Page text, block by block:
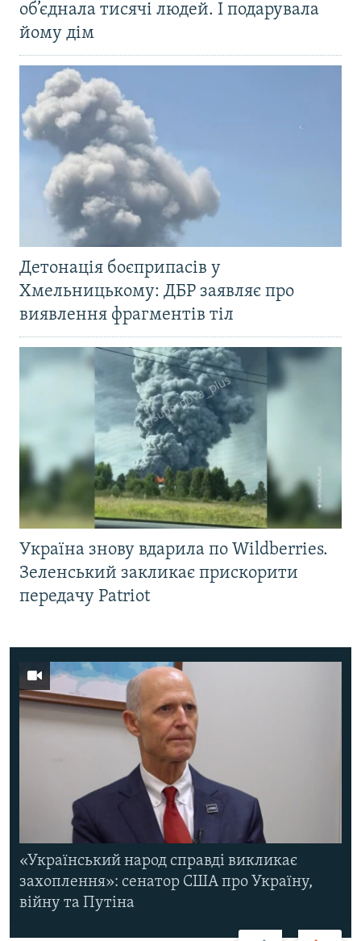
об’єднала тисячі людей. І подарувала
йому дім
Детонація боєприпасів у
Хмельницькому: ДБР заявляє про
виявлення фрагментів тіл
Україна знову вдарила по Wildberries.
Зеленський закликає прискорити
передачу Patriot
«Український народ справді викликає
захоплення»: сенатор США про Україну,
війну та Путіна